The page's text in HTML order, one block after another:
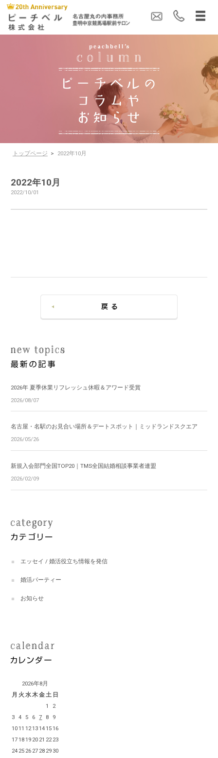
トップページ > 2022年10月
2022年10月
2022/10/01
2026年 夏季休業リフレッシュ休暇＆アワード受賞
2026/08/07
名古屋・名駅のお見合い場所＆デートスポット｜ミッドランドスクエア
2026/05/26
新規入会部門全国TOP20｜TMS全国結婚相談事業者連盟
2026/02/09
エッセイ / 婚活役立ち情報を発信
婚活パーティー
お知らせ
2026年8月
月 火 水木金土 日
1
2
3
4 5 6 7 8
9
1011 1213141516
171819 20 21 2223
24 25 26 27 28 29 30